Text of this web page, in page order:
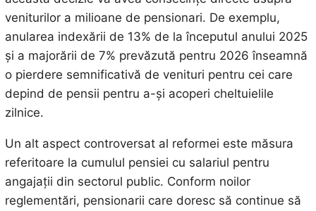
veniturilor a milioane de pensionari. De exemplu,
anularea indexării de 13% de la începutul anului 2025
și a majorării de 7% prevăzută pentru 2026 înseamnă
o pierdere semnificativă de venituri pentru cei care
depind de pensii pentru a-și acoperi cheltuielile
zilnice.
Un alt aspect controversat al reformei este măsura
referitoare la cumulul pensiei cu salariul pentru
angajații din sectorul public. Conform noilor
reglementări, pensionarii care doresc să continue să